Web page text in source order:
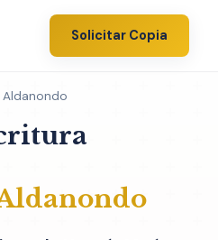
Solicitar Copia
Aldanondo